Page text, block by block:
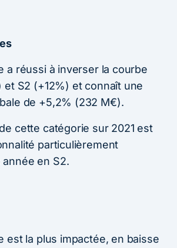
a réussi à inverser la courbe
et S2 (+12%) et connaît une
de +5,2% (232 M€).
cette catégorie sur 2021 est
particulièrement
en S2.
est la plus impactée, en baisse